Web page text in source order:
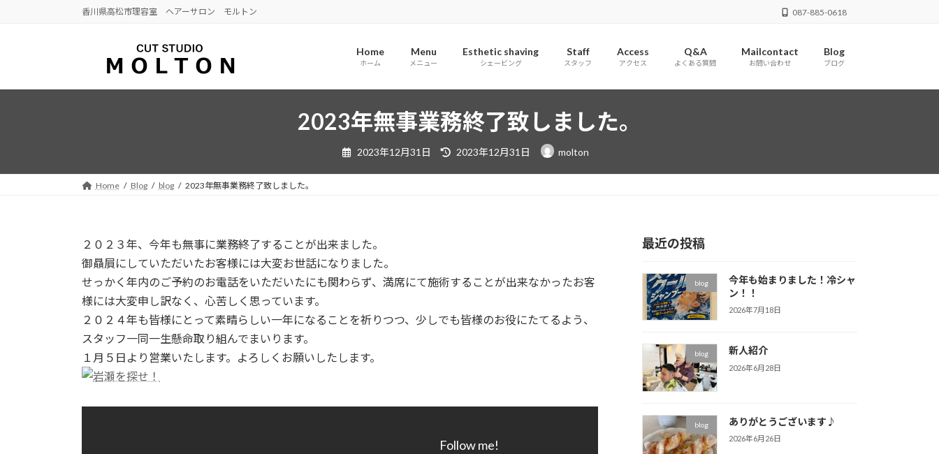
へ
ョ
香川県高松市理容室 ヘアーサロン モルトン 087-885-0618
Home
ホーム
Menu
メニュー
Esthetic shaving
シェービング
Staff
スタッフ
Access
アクセス
Q&A
よくある質問
Mailcontact
お問い合わせ
Blog
ブログ
2023年無事業務終了致しました。
2023年12月31日
最
終
新
2023年12月31日 molton
Home Blog blog 2023年無事業務終了致しました。
２０２３年、今年も無事に業務終了することが出来ました。
御贔屓にしていただいたお客様には大変お世話になりました。
せっかく年内のご予約のお電話をいただいたにも関わらず、満席にて施術することが出来なかったお客
様には大変申し訳なく、心苦しく思っています。
２０２４年も皆様にとって素晴らしい一年になることを祈りつつ、少しでも皆様のお役にたてるよう、
スタッフ一同一生懸命取り組んでまいります。
１月５日より営業いたします。よろしくお願いしたします。
Follow me!
最近の投稿
blog
今年も始まりました！冷シャ
ン！！
2026年7月18日
blog 新人紹介
2026年6月28日
blog ありがとうございます♪
2026年6月26日